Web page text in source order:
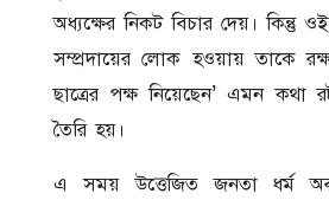
অধ্যক্ষের নিকট বিচার দেয়। কিন্তু
সম্প্রদায়ের লোক হওয়ায় তাকে
ছাত্রের পক্ষ নিয়েছেন’ এমন কথা
তৈরি হয়।
এ সময় উত্তেজিত জনতা ধর্ম